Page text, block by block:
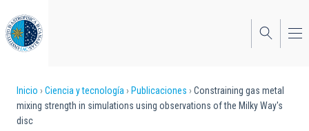
al
contenido
principal
Sobrescribir
enlaces
Inicio Ciencia y tecnología Publicaciones
Constraining gas metal
mixing strength in simulations using observations of the Milky Way's
disc